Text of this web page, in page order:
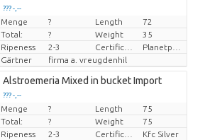
??? -,--
Preis pro Stück
Menge ? Length
72
Total:
? Weight
35
Ripeness
2-3
Gärtner
firma a. vreugdenhil
Alstroemeria Mixed in bucket Import
??? -,--
Preis pro Stück
Menge ? Length
75
Total:
? Weight
75
Ripeness
2-3
Kfc Silver